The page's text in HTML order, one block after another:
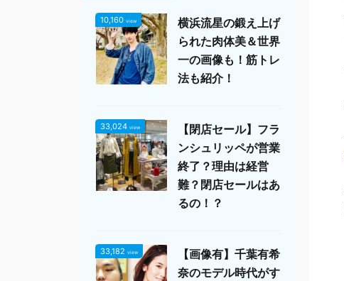
10,160 view
横浜流星の鍛え上げ
られた肉体美＆世界
一の画像も！筋トレ
法も紹介！
33,024 view
【閉店セール】フラ
ンシュリッペが営業
終了？理由は経営
難？閉店セールはあ
るの！？
33,182 view
【画像有】千葉有希
奈のモデル時代がす